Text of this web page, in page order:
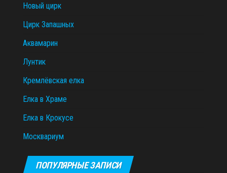
Новый цирк
Цирк Запашных
Аквамарин
Лунтик
Кремлёвская елка
Елка в Храме
Елка в Крокусе
Москвариум
ПОПУЛЯРНЫЕ ЗАПИСИ